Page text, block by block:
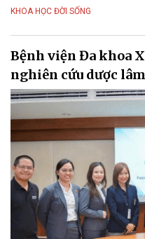
KHOA HỌC ĐỜI SỐNG
Bệnh viện Đa khoa
nghiên cứu dược